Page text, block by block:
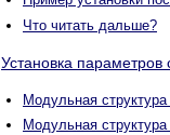
Что читать дальше?
Установка параметров
Модульная
Модульная